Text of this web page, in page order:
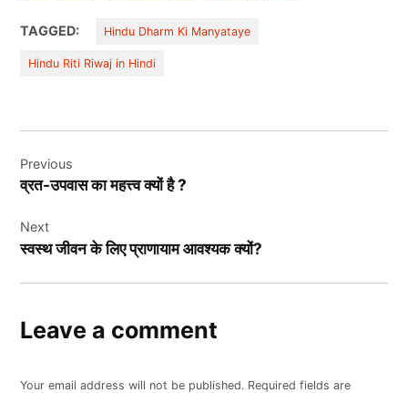
TAGGED: Hindu Dharm Ki Manyataye
Hindu Riti Riwaj in Hindi
navigation
Previous
व्रत-उपवास का महत्त्व क्यों है ?
Next
स्वस्थ जीवन के लिए प्राणायाम आवश्यक क्यों?
Leave a comment
Your email address will not be published. Required fields are